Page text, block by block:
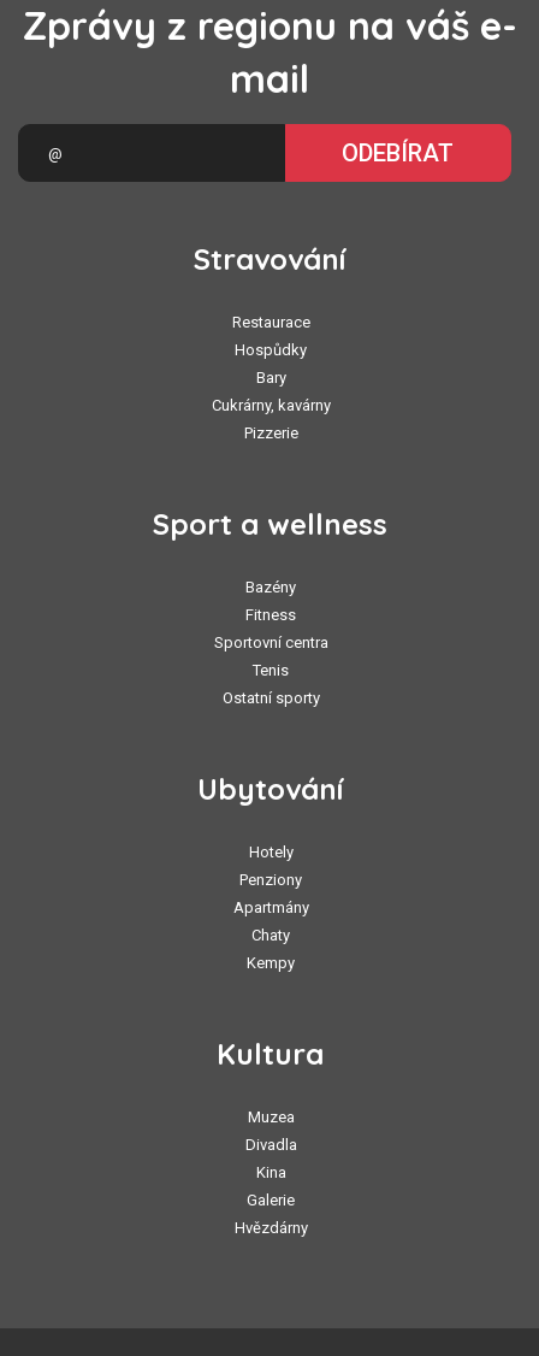
Zprávy z regionu na váš e-
mail
ODEBÍRAT
Stravování
Restaurace
Hospůdky
Bary
Cukrárny, kavárny
Pizzerie
Sport a wellness
Bazény
Fitness
Sportovní centra
Tenis
Ostatní sporty
Ubytování
Hotely
Penziony
Apartmány
Chaty
Kempy
Kultura
Muzea
Divadla
Kina
Galerie
Hvězdárny